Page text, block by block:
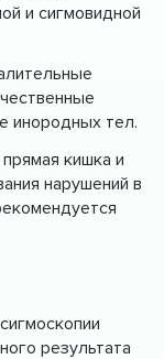
и сигмовидной
инородных тел.
кишка и
нарушений в
результата